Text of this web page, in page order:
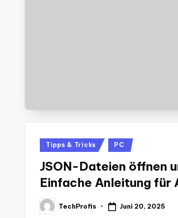
Posted
Tipps & Tricks PC
JSON-Dateien öffnen
Einfache Anleitung für
PostedTechProfis Juni 20, 2025